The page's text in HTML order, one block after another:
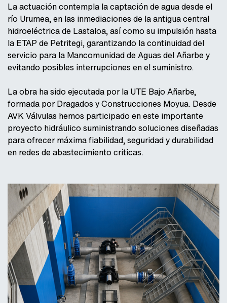
La actuación contempla la captación de agua desde el
río Urumea, en las inmediaciones de la antigua central
hidroeléctrica de Lastaloa, así como su impulsión hasta
la ETAP de Petritegi, garantizando la continuidad del
servicio para la Mancomunidad de Aguas del Añarbe y
evitando posibles interrupciones en el suministro.
La obra ha sido ejecutada por la UTE Bajo Añarbe,
formada por Dragados y Construcciones Moyua. Desde
AVK Válvulas hemos participado en este importante
proyecto hidráulico suministrando soluciones diseñadas
para ofrecer máxima fiabilidad, seguridad y durabilidad
en redes de abastecimiento críticas.